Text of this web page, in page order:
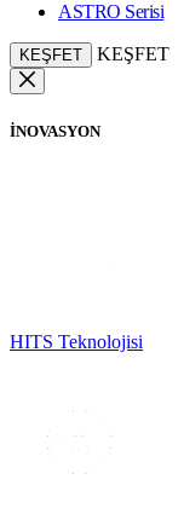
ASTRO Serisi
KEŞFET KEŞFET
İNOVASYON
HITS Teknolojisi